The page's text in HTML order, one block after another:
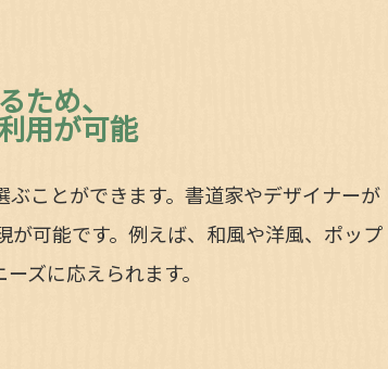
ため、
用が可能
ことができます。書道家やデザイナーが
可能です。例えば、和風や洋風、ポップ
ズに応えられます。